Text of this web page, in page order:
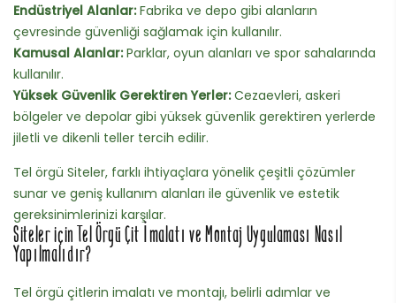
Endüstriyel Alanlar:Fabrika ve depo gibi alanların
çevresinde güvenliği sağlamak için kullanılır.
Kamusal Alanlar:Parklar, oyun alanları ve spor sahalarında
kullanılır.
Yüksek Güvenlik Gerektiren Yerler:Cezaevleri, askeri
bölgeler ve depolar gibi yüksek güvenlik gerektiren yerlerde
jiletli ve dikenli teller tercih edilir.
Tel örgü Siteler, farklı ihtiyaçlara yönelik çeşitli çözümler
sunar ve geniş kullanım alanları ile güvenlik ve estetik
gereksinimlerinizi karşılar.
Siteler için Tel Örgü Çit İmalatı ve Montaj Uygulaması Nasıl
Yapılmalıdır?
Tel örgü çitlerin imalatı ve montajı, belirli adımlar ve